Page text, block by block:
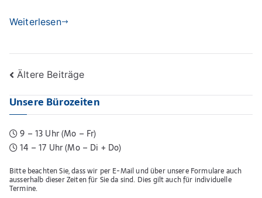
Weiterlesen
Beitragsnavigation
Ältere Beiträge
Unsere Bürozeiten
9 – 13 Uhr (Mo – Fr)
14 – 17 Uhr (Mo – Di + Do)
Bitte beachten Sie, dass wir per E-Mail und über unsere Formulare auch
ausserhalb dieser Zeiten für Sie da sind. Dies gilt auch für individuelle
Termine.